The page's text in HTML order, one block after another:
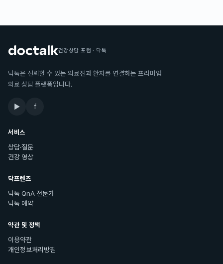
건강상담 포럼 · 닥톡
닥톡은 신뢰할 수 있는 의료진과 환자를 연결하는 프리미엄
의료 상담 플랫폼입니다.
▶ f
서비스
상담·질문
건강 영상
닥프렌즈
닥톡 QnA 전문가
닥톡 예약
약관 및 정책
이용약관
개인정보처리방침